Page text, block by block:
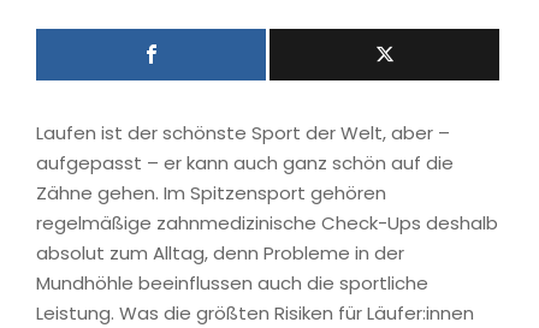
Laufen ist der schönste Sport der Welt, aber –
aufgepasst – er kann auch ganz schön auf die
Zähne gehen. Im Spitzensport gehören
regelmäßige zahnmedizinische Check-Ups deshalb
absolut zum Alltag, denn Probleme in der
Mundhöhle beeinflussen auch die sportliche
Leistung. Was die größten Risiken für Läufer:innen